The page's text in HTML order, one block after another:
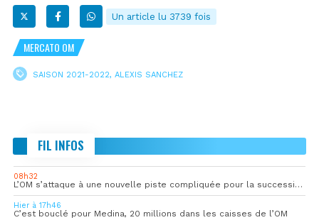
Un article lu 3739 fois
MERCATO OM
SAISON 2021-2022, ALEXIS SANCHEZ
FIL INFOS
08h32
L’OM s’attaque à une nouvelle piste compliquée pour la succession de Rulli
Hier à 17h46
C’est bouclé pour Medina, 20 millions dans les caisses de l’OM